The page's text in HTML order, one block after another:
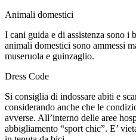
Animali domestici
I cani guida e di assistenza sono
animali domestici sono ammessi
museruola e guinzaglio.
Dress Code
Si consiglia di indossare abiti e
considerando anche che le
avverse. All’interno delle aree
abbigliamento “sport chic”. E’